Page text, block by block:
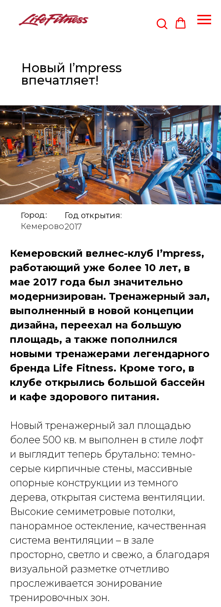
Город:
Кемерово
Год открытия:
2017
Новый I’mpress
впечатляет!
Кемеровский велнес-клуб I’mpress,
работающий уже более 10 лет, в
мае 2017 года был значительно
модернизирован. Тренажерный зал,
выполненный в новой концепции
дизайна, переехал на большую
площадь, а также пополнился
новыми тренажерами легендарного
бренда Life Fitness. Кроме того, в
клубе открылись большой бассейн
и кафе здорового питания.
Новый тренажерный зал площадью
более 500 кв. м выполнен в стиле лофт
и выглядит теперь брутально: темно-
серые кирпичные стены, массивные
опорные конструкции из темного
дерева, открытая система вентиляции.
Высокие семиметровые потолки,
панорамное остекление, качественная
система вентиляции – в зале
просторно, светло и свежо, а благодаря
визуальной разметке отчетливо
прослеживается зонирование
тренировочных зон.